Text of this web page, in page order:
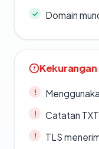
Domain
Kekurangan
Catatan
TLS